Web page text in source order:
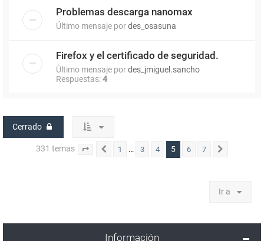
Problemas descarga nanomax
Último mensaje pordes_osasuna
Firefox y el certificado de seguridad.
Último mensaje pordes_jmiguel.sancho
Respuestas:4
Cerrado
331 temas Página 5de7
Anterior
1 … 3 4 5 6 7
Ir a
Información